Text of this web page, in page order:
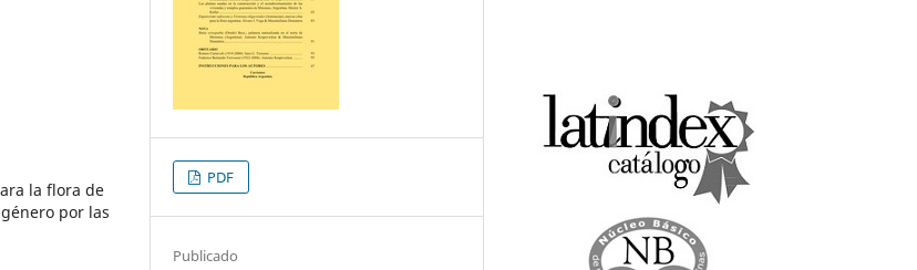
la flora de
por las
PDF
Publicado